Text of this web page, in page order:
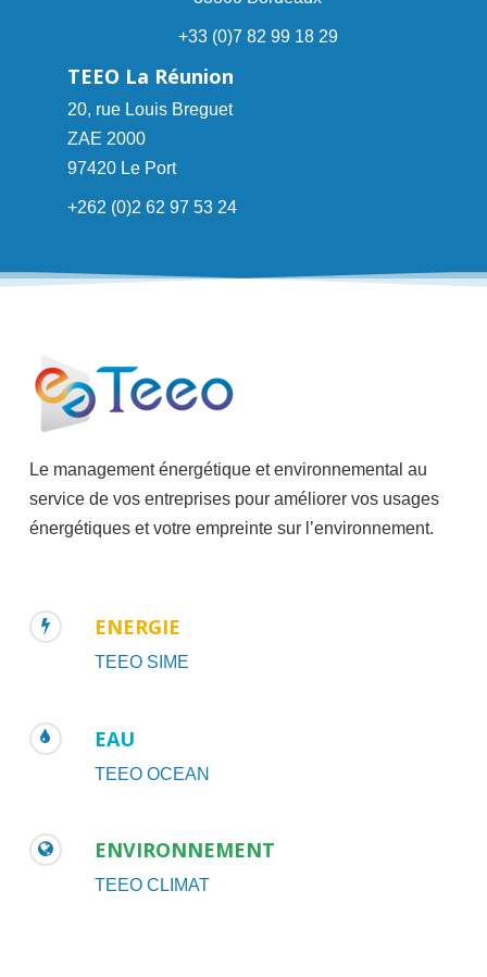
+33 (0)7 82 99 18 29
TEEO La Réunion
20, rue Louis Breguet
ZAE 2000
97420 Le Port
+262 (0)2 62 97 53 24
Le management énergétique et environnemental au
service de vos entreprises pour améliorer vos usages
énergétiques et votre empreinte sur l’environnement.
ENERGIE
TEEO SIME
EAU
TEEO OCEAN
ENVIRONNEMENT
TEEO CLIMAT